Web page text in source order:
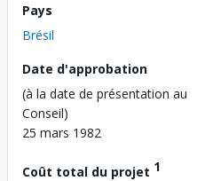
Pays
Brésil
Date d'approbation
(à la date de présentation au
Conseil)
25 mars 1982
Coût total du projet 1